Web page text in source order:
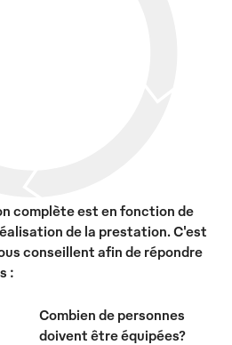
complète est en fonction de
de la prestation. C'est
conseillent afin de répondre
:
Combien de personnes
doivent être équipées?